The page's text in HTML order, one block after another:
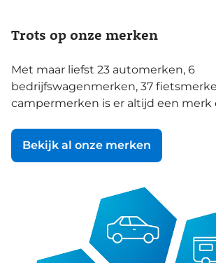
Trots op onze merken
Met maar liefst 23 automerken, 6
bedrijfswagenmerken, 37
campermerken is er altijd een merk
Bekijk al onze merken